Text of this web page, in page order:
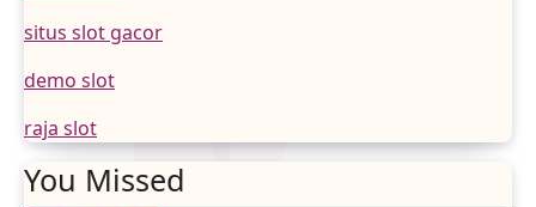
situs slot gacor
demo slot
raja slot
You Missed